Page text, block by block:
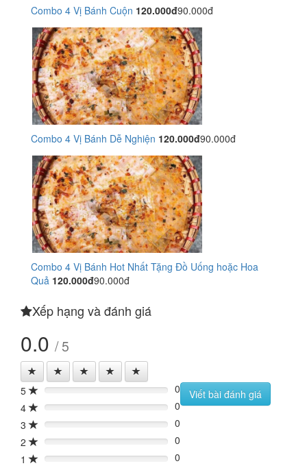
Combo 4 Vị Bánh Cuộn 120.000đ90.000đ
Combo 4 Vị Bánh Dễ Nghiện 120.000đ90.000đ
Combo 4 Vị Bánh Hot Nhất Tặng Đồ Uống hoặc Hoa
Quả 120.000đ90.000đ
Xếp hạng và đánh giá
0.0 / 5
5 0%
0
4
0%
0
3
0%
0
2
0%
0
1
0% 0
Viết bài đánh giá